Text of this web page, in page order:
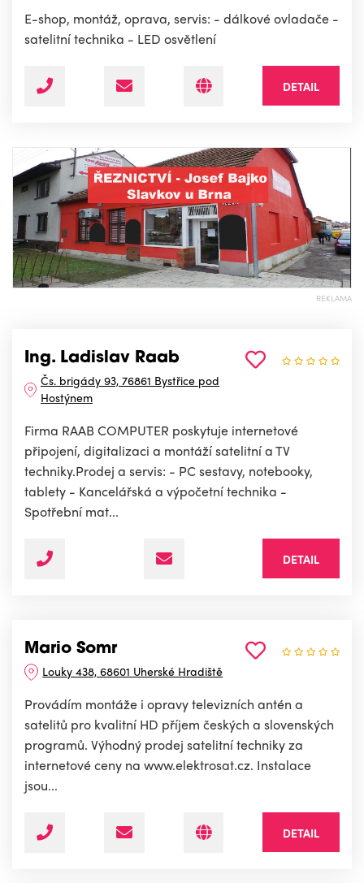
E-shop, montáž, oprava, servis: - dálkové ovladače -
satelitní technika - LED osvětlení
DETAIL
REKLAMA
Ing. Ladislav Raab
Čs. brigády 93, 76861 Bystřice pod
Hostýnem
Firma RAAB COMPUTER poskytuje internetové
připojení, digitalizaci a montáží satelitní a TV
techniky.Prodej a servis: - PC sestavy, notebooky,
tablety - Kancelářská a výpočetní technika -
Spotřební mat...
DETAIL
Mario Somr
Louky 438, 68601 Uherské Hradiště
Provádím montáže i opravy televizních antén a
satelitů pro kvalitní HD příjem českých a slovenských
programů. Výhodný prodej satelitní techniky za
internetové ceny na www.elektrosat.cz. Instalace
jsou...
DETAIL